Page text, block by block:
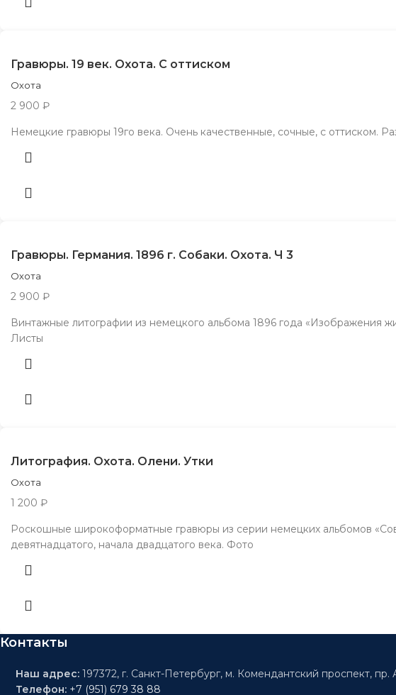
Гравюры. 19 век. Охота. С оттиском
Охота
2 900 ₽
Немецкие гравюры 19го века. Очень качественные, сочные, с оттиском.
Гравюры. Германия. 1896 г. Собаки. Охота. Ч 3
Охота
2 900 ₽
Винтажные литографии из немецкого альбома 1896 года «Изображения
Листы
Литография. Охота. Олени. Утки
Охота
1 200 ₽
Роскошные широкоформатные гравюры из серии немецких альбомов
девятнадцатого, начала двадцатого века. Фото
Контакты
Наш адрес: 197372, г. Санкт-Петербург, м. Комендантский проспект,
Телефон: +7 (951) 679 38 88